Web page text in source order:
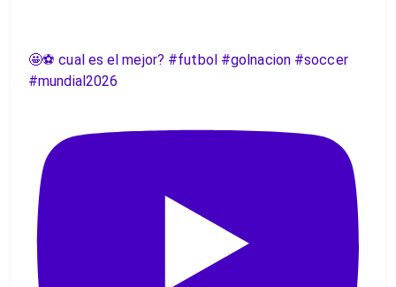
🤩⚽️ cual es el mejor? #futbol #golnacion #soccer
#mundial2026